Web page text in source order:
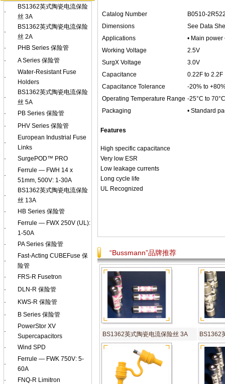
·
BS1362英式陶瓷电流保险
丝 3A
·
BS1362英式陶瓷电流保险
丝 2A
·
PHB Series 保险管
·
A Series 保险管
·
Water-Resistant Fuse
Holders
·
BS1362英式陶瓷电流保险
丝 5A
·
PB Series 保险管
·
PHV Series 保险管
·
European Industrial Fuse
Links
·
SurgePOD™ PRO
·
Ferrule — FWH 14 x
51mm, 500V: 1-30A
·
BS1362英式陶瓷电流保险
丝 13A
·
HB Series 保险管
·
Ferrule — FWX 250V (UL):
1-50A
·
PA Series 保险管
·
Fast-Acting CUBEFuse 保
险管
·
FRS-R Fusetron
·
DLN-R 保险管
·
KWS-R 保险管
·
B Series 保险管
·
PowerStor XV
Supercapacitors
·
Wind SPD
·
Ferrule — FWK 750V: 5-
60A
·
FNQ-R Limitron
Catalog Number
B0510-
Dimensions
See Data
Applications
• Main power
Working Voltage
2.5V
SurgX Voltage
3.0V
Capacitance
0.22F to 2.2F
Capacitance Tolerance
-20% to
Operating Temperature Range -25°C to 70°C
Packaging
• Standard
Features
High specific capacitance
Very low ESR
Low leakage currents
Long cycle life
UL Recognized
“Bussmann”品牌推荐
BS1362英式陶瓷电流保险丝 3A BS1362